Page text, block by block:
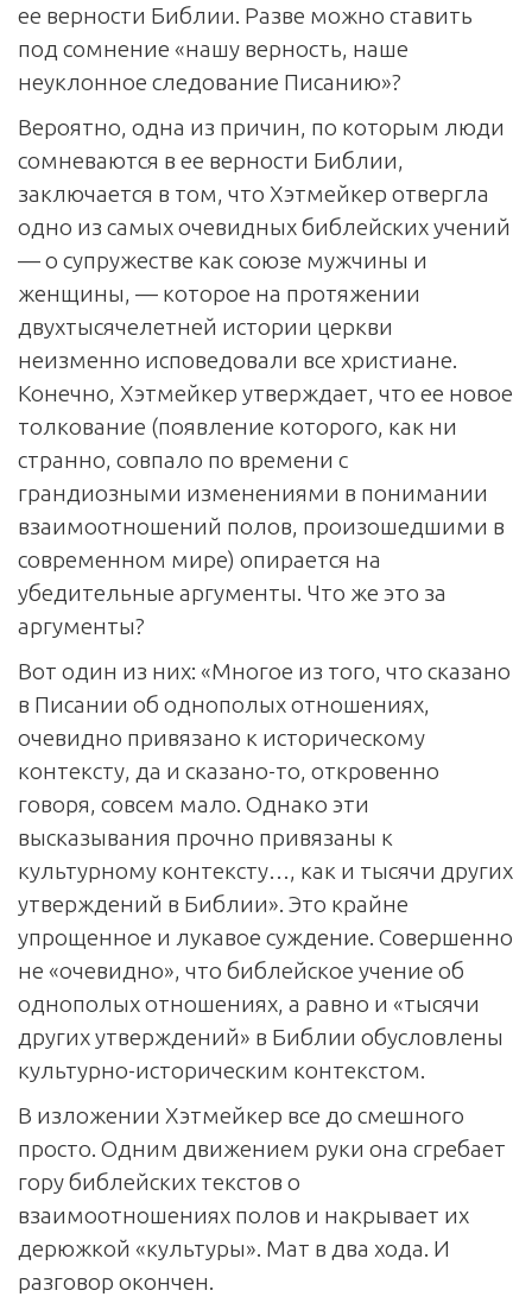
ее верности Библии. Разве можно ставить
под сомнение «нашу верность, наше
неуклонное следование Писанию»?
Вероятно, одна из причин, по которым люди
сомневаются в ее верности Библии,
заключается в том, что Хэтмейкер отвергла
одно из самых очевидных библейских учений
— о супружестве как союзе мужчины и
женщины, — которое на протяжении
двухтысячелетней истории церкви
неизменно исповедовали все христиане.
Конечно, Хэтмейкер утверждает, что ее новое
толкование (появление которого, как ни
странно, совпало по времени с
грандиозными изменениями в понимании
взаимоотношений полов, произошедшими в
современном мире) опирается на
убедительные аргументы. Что же это за
аргументы?
Вот один из них: «Многое из того, что сказано
в Писании об однополых отношениях,
очевидно привязано к историческому
контексту, да и сказано-то, откровенно
говоря, совсем мало. Однако эти
высказывания прочно привязаны к
культурному контексту…, как и тысячи других
утверждений в Библии». Это крайне
упрощенное и лукавое суждение. Совершенно
не «очевидно», что библейское учение об
однополых отношениях, а равно и «тысячи
других утверждений» в Библии обусловлены
культурно-историческим контекстом.
В изложении Хэтмейкер все до смешного
просто. Одним движением руки она сгребает
гору библейских текстов о
взаимоотношениях полов и накрывает их
дерюжкой «культуры». Мат в два хода. И
разговор окончен.